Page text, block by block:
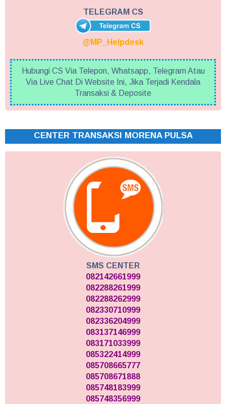
TELEGRAM CS
@MP_Helpdesk
Hubungi CS Via Telepon, Whatsapp, Telegram Atau
Via Live Chat Di Website Ini, Jika Terjadi Kendala
Transaksi & Deposite
CENTER TRANSAKSI MORENA PULSA
SMS CENTER
082142661999
082288261999
082288262999
082330710999
082336204999
083137146999
083171033999
085322414999
085708665777
085708671888
085748183999
085748356999